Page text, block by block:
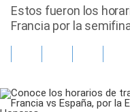
Vida Laboral
Estos fueron los
Francia por la